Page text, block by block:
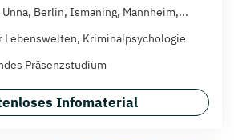
Berlin, Ismaning, Mannheim,...
Lebenswelten, Kriminalpsychologie
Präsenzstudium
Infomaterial